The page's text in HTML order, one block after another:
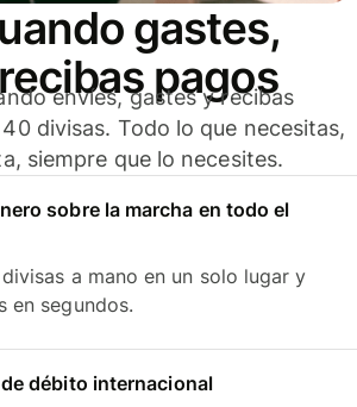
gastes,
pagos
envíes, gastes y recibas
divisas. Todo lo que necesitas,
siempre que lo necesites.
sobre la marcha en todo el
a mano en un solo lugar y
en segundos.
débito internacional